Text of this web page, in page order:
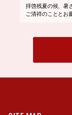
拝啓残夏の候、暑
ご清祥のこととお